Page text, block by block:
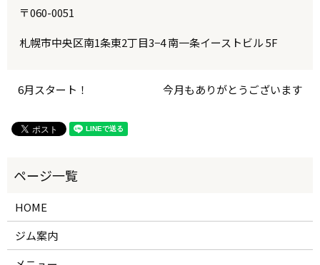
〒060-0051
札幌市中央区南1条東2丁目3−4 南一条イーストビル 5F
6月スタート！ 今月もありがとうございます
HOME
ジム案内